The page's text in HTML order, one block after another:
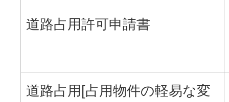
道路占用許可申請書
道路占用[占用物件の軽易な変